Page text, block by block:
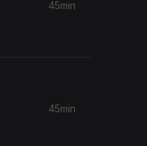
45min
45min